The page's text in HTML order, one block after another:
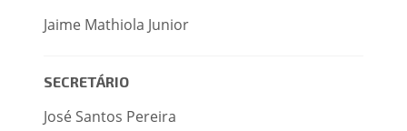
Jaime Mathiola Junior
SECRETÁRIO
José Santos Pereira